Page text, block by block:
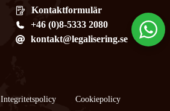
Kontaktformulär
+46 (0)8-5333 2080
kontakt@legalisering.se
​Integritetspolicy Cookiepolicy